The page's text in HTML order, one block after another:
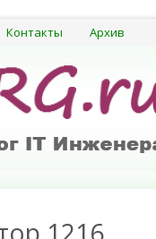
Контакты Архив